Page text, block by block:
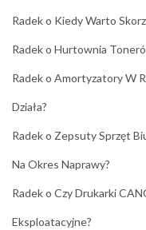
Radeko Kiedy Warto
Radeko Hurtownia
Radeko Amortyzatory W
Działa?
Radeko Zepsuty Sprzęt
Na Okres Naprawy?
Radeko Czy Drukarki
Eksploatacyjne?